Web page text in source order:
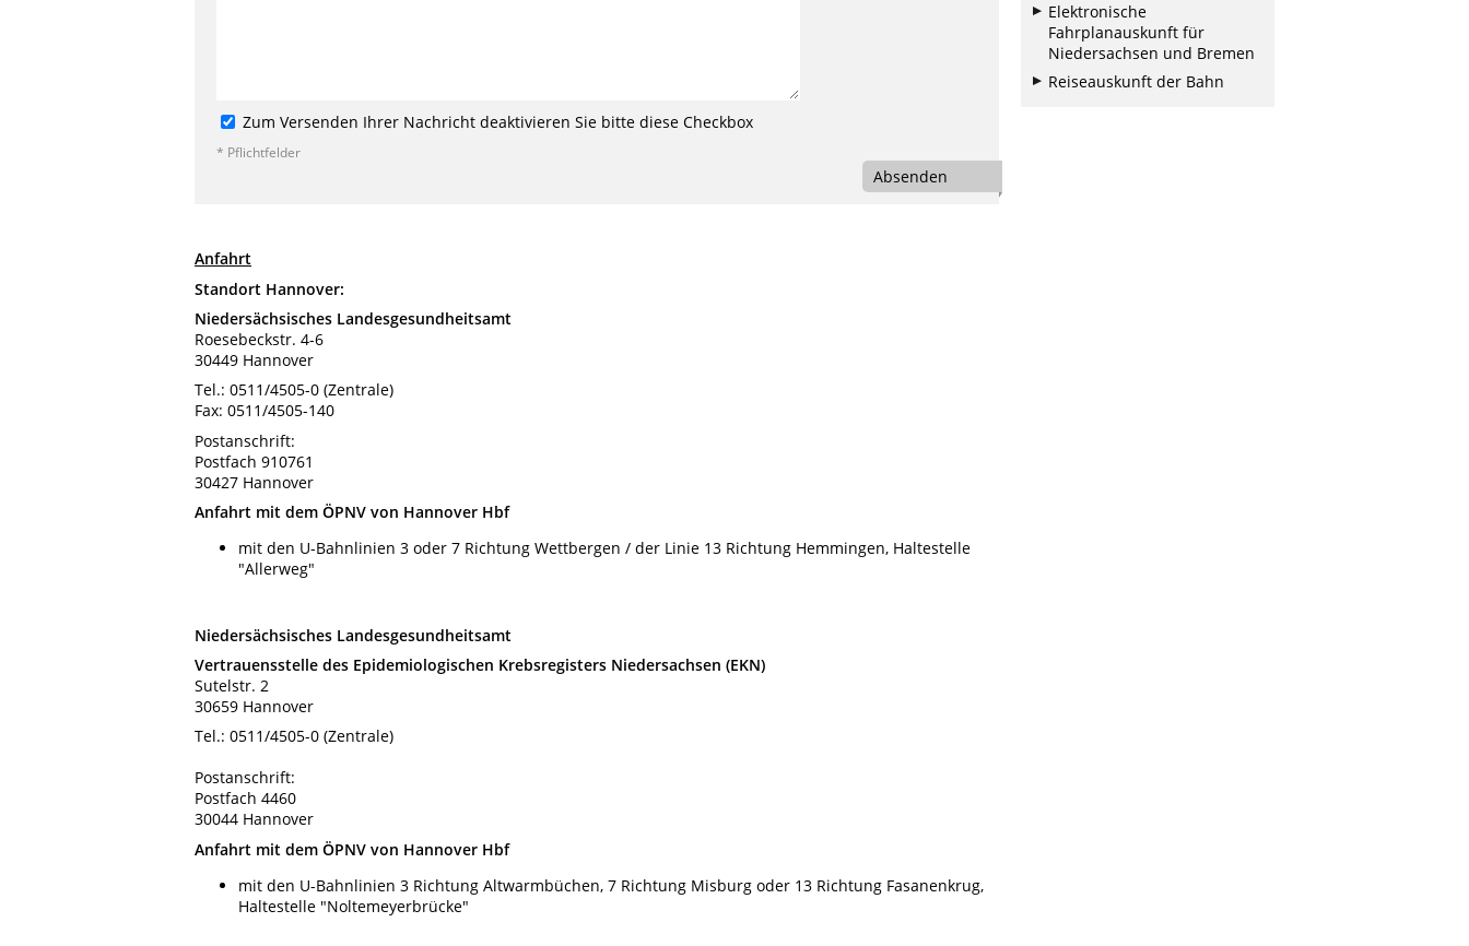
Zum Versenden Ihrer Nachricht deaktivieren Sie bitte diese Checkbox
* Pflichtfelder
Absenden
Anfahrt
Standort Hannover:
Niedersächsisches Landesgesundheitsamt
Roesebeckstr. 4-6
30449 Hannover
Tel.: 0511/4505-0 (Zentrale)
Fax: 0511/4505-140
Postanschrift:
Postfach 910761
30427 Hannover
Anfahrt mit dem ÖPNV von Hannover Hbf
mit den U-Bahnlinien 3 oder 7 Richtung Wettbergen / der Linie 13 Richtung Hemmingen, Haltestelle
"Allerweg"
Niedersächsisches Landesgesundheitsamt
Vertrauensstelle des Epidemiologischen Krebsregisters Niedersachsen (EKN)
Sutelstr. 2
30659 Hannover
Tel.: 0511/4505-0 (Zentrale)
Postanschrift:
Postfach 4460
30044 Hannover
Anfahrt mit dem ÖPNV von Hannover Hbf
mit den U-Bahnlinien 3 Richtung Altwarmbüchen, 7 Richtung Misburg oder 13 Richtung Fasanenkrug,
Haltestelle "Noltemeyerbrücke"
Elektronische
Fahrplanauskunft für
Niedersachsen und Bremen
Reiseauskunft der Bahn